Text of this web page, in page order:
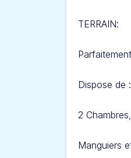
TERRAIN:
Dispose de :
2
Manguiers